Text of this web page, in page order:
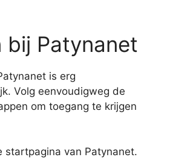
bij Patynanet
is erg
Volg eenvoudigweg de
om toegang te krijgen
startpagina van Patynanet.